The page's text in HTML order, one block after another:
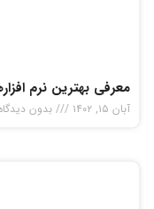
معرفی بهترین نرم
آبان ۱۵, ۱۴۰۲ بدون دیدگاه